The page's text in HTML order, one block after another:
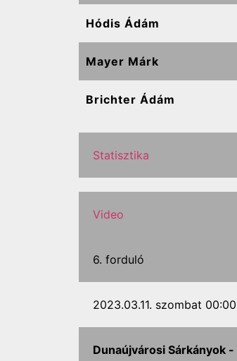
Hódis Ádám
Mayer Márk
Brichter Ádám
Statisztika
Video
6. forduló
2023.03.11. szombat 00:00
Dunaújvárosi Sárkányok -